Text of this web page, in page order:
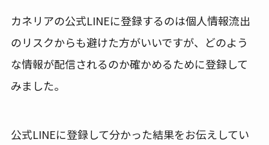
カネリアの公式LINEに登録するのは個人情報流出
のリスクからも避けた方がいいですが、どのよう
な情報が配信されるのか確かめるために登録して
みました。
公式LINEに登録して分かった結果をお伝えしてい